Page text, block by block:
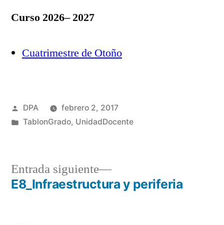
Curso 2026– 2027
Cuatrimestre de Otoño
Publicado
por
DPA
febrero 2, 2017
Publicado
TablonGrado, UnidadDocente
Navegación
Entrada siguiente
Entrada
siguiente:
E8_Infraestructura y periferia